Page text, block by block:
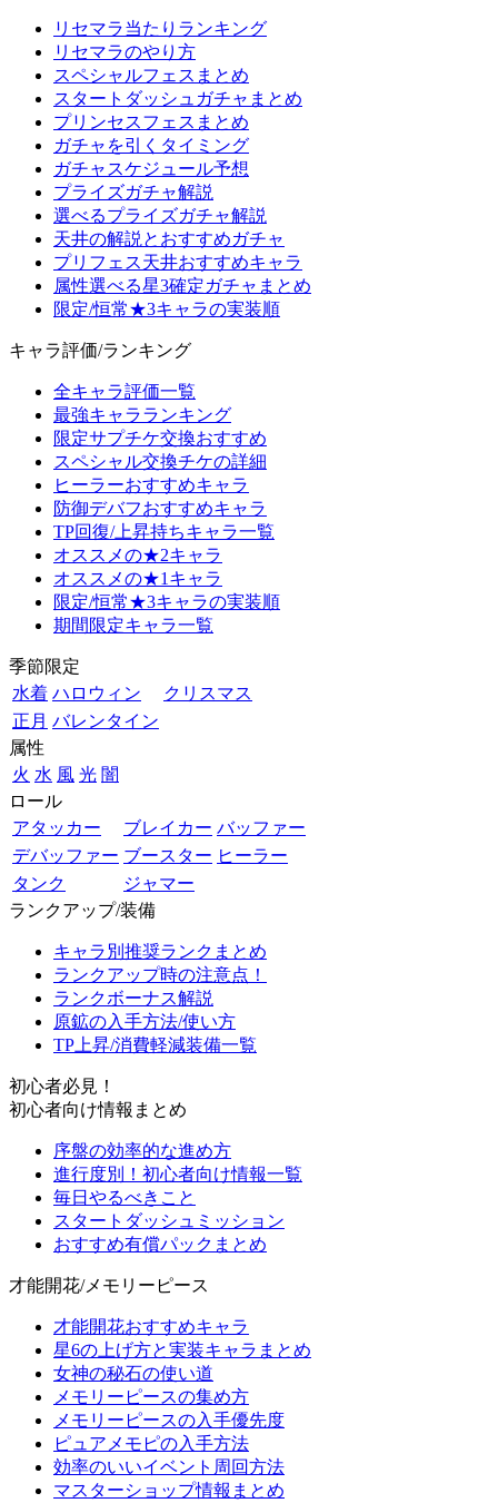
リセマラ当たりランキング
リセマラのやり方
スペシャルフェスまとめ
スタートダッシュガチャまとめ
プリンセスフェスまとめ
ガチャを引くタイミング
ガチャスケジュール予想
プライズガチャ解説
選べるプライズガチャ解説
天井の解説とおすすめガチャ
プリフェス天井おすすめキャラ
属性選べる星3確定ガチャまとめ
限定/恒常★3キャラの実装順
キャラ評価/ランキング
全キャラ評価一覧
最強キャラランキング
限定サプチケ交換おすすめ
スペシャル交換チケの詳細
ヒーラーおすすめキャラ
防御デバフおすすめキャラ
TP回復/上昇持ちキャラ一覧
オススメの★2キャラ
オススメの★1キャラ
限定/恒常★3キャラの実装順
期間限定キャラ一覧
季節限定
水着 ハロウィン
クリスマス
正月 バレンタイン
属性
火 水 風 光 闇
ロール
アタッカー
ブレイカー バッファー
デバッファー ブースター ヒーラー
タンク
ジャマー
ランクアップ/装備
キャラ別推奨ランクまとめ
ランクアップ時の注意点！
ランクボーナス解説
原鉱の入手方法/使い方
TP上昇/消費軽減装備一覧
初心者必見！
初心者向け情報まとめ
序盤の効率的な進め方
進行度別！初心者向け情報一覧
毎日やるべきこと
スタートダッシュミッション
おすすめ有償パックまとめ
才能開花/メモリーピース
才能開花おすすめキャラ
星6の上げ方と実装キャラまとめ
女神の秘石の使い道
メモリーピースの集め方
メモリーピースの入手優先度
ピュアメモピの入手方法
効率のいいイベント周回方法
マスターショップ情報まとめ